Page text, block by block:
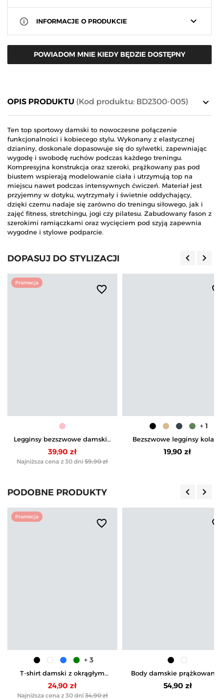
keyboard_arrow_down
INFORMACJE O PRODUKCIE
POWIADOM MNIE KIEDY BĘDZIE DOSTĘPNY
keyboard_arrow_down
OPIS PRODUKTU (Kod produktu: BD2300-005)
Ten top sportowy damski to nowoczesne połączenie
funkcjonalności i kobiecego stylu. Wykonany z elastycznej
dzianiny, doskonale dopasowuje się do sylwetki, zapewniając
wygodę i swobodę ruchów podczas każdego treningu.
Kompresyjna konstrukcja oraz szeroki, prążkowany pas pod
biustem wspierają modelowanie ciała i utrzymują top na
miejscu nawet podczas intensywnych ćwiczeń. Materiał jest
przyjemny w dotyku, wytrzymały i świetnie oddychający,
dzięki czemu nadaje się zarówno do treningu siłowego, jak i
zajęć fitness, stretchingu, jogi czy pilatesu. Zabudowany fason z
szerokimi ramiączkami oraz wycięciem pod szyją zapewnia
wygodne i stylowe podparcie.
DOPASUJ DO STYLIZACJI keyboard_arrow_left keyboard_arrow_right
Promocja
favorite_border
Legginsy bezszwowe damskie
kolarki push-up
39,90 zł
Najniższa cena z 30 dni 59,90 zł
Bezszwowe legginsy
damskie z wysokim
prążek
19,90 zł
+ 1
PODOBNE PRODUKTY keyboard_arrow_left keyboard_arrow_right
Promocja
favorite_border
T-shirt damski z okrągłym
dekoltem plus size
24,90 zł
Najniższa cena z 30 dni 34,90 zł
+ 3
Body damskie
krótkim rękawem i
54,90 zł